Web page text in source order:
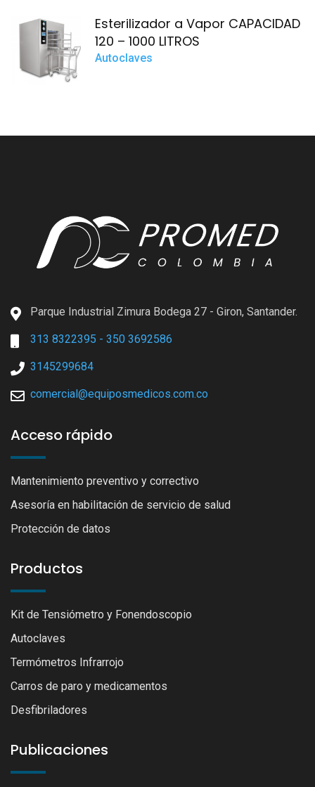
Esterilizador a Vapor CAPACIDAD
120 – 1000 LITROS
Autoclaves
Parque Industrial Zimura Bodega 27 - Giron, Santander.
313 8322395 - 350 3692586
3145299684
comercial@equiposmedicos.com.co
Acceso rápido
Mantenimiento preventivo y correctivo
Asesoría en habilitación de servicio de salud
Protección de datos
Productos
Kit de Tensiómetro y Fonendoscopio
Autoclaves
Termómetros Infrarrojo
Carros de paro y medicamentos
Desfibriladores
Publicaciones